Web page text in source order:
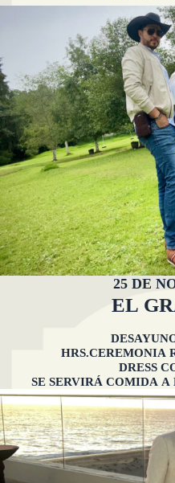
25 DE
EL
HRS.CEREMONIA
DRESS
SE SERVIRÁ COMIDA